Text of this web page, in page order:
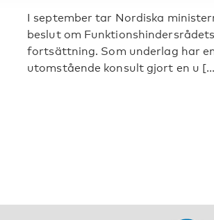
I september tar Nordiska
beslut om Funktionshindersrådets
fortsättning. Som underlag har
utomstående konsult gjort en u